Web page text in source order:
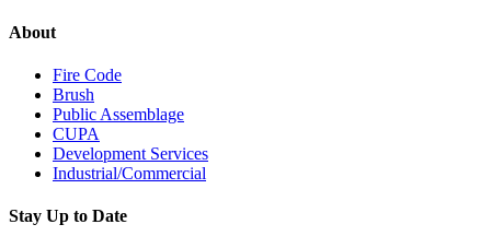
About
Fire Code
Brush
Public Assemblage
CUPA
Development Services
Industrial/Commercial
Stay Up to Date